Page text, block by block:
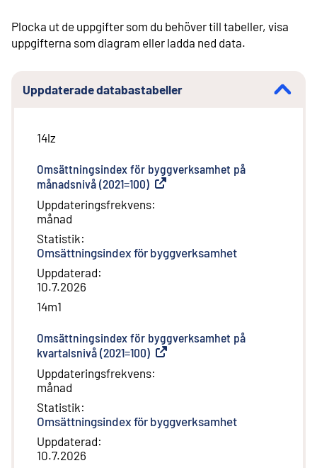
Plocka ut de uppgifter som du behöver till tabeller, visa
uppgifterna som diagram eller ladda ned data.
Uppdaterade databastabeller
14lz
Omsättningsindex för byggverksamhet på
månadsnivå (2021=100) Extern länk
Uppdateringsfrekvens:
månad
Statistik:
Omsättningsindex för byggverksamhet
Uppdaterad:
10.7.2026
14m1
Omsättningsindex för byggverksamhet på
kvartalsnivå (2021=100) Extern länk
Uppdateringsfrekvens:
månad
Statistik:
Omsättningsindex för byggverksamhet
Uppdaterad:
10.7.2026